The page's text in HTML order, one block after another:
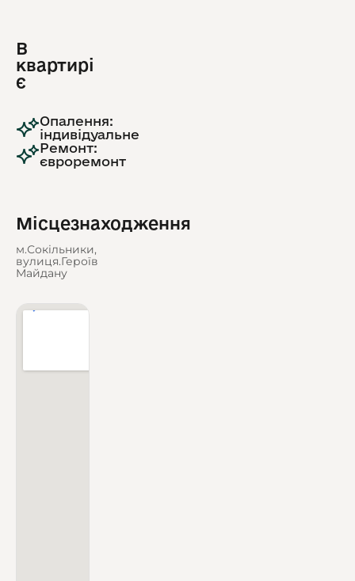
В
квартирі
є
Опалення:
індивідуальне
Ремонт:
євроремонт
Місцезнаходження
м.Сокільники,
вулиця.Героїв
Майдану